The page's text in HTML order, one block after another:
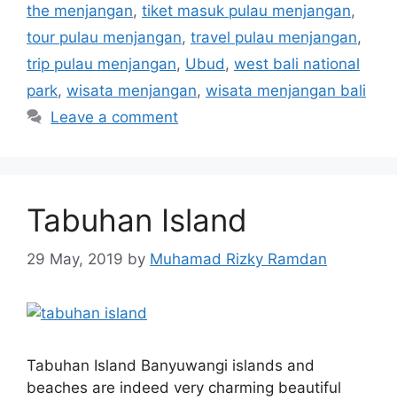
the menjangan, tiket masuk pulau menjangan,
tour pulau menjangan, travel pulau menjangan,
trip pulau menjangan, Ubud , west bali national
park, wisata menjangan, wisata menjangan bali
Leave a comment
Tabuhan Island
29 May, 2019 by Muhamad Rizky Ramdan
Tabuhan Island Banyuwangi islands and
beaches are indeed very charming beautiful